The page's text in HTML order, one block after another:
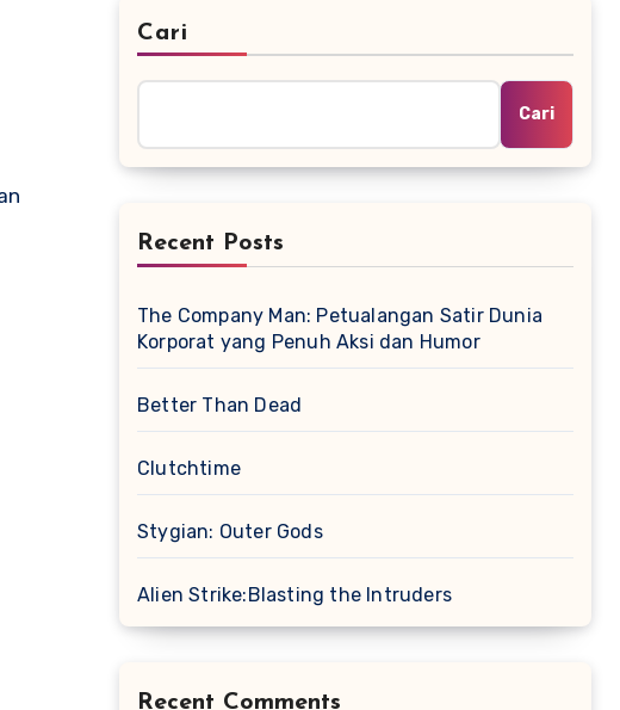
Cari
Cari
Recent Posts
The Company Man: Petualangan Satir Dunia
Korporat yang Penuh Aksi dan Humor
Better Than Dead
Clutchtime
Stygian: Outer Gods
Alien Strike:Blasting the Intruders
Recent Comments